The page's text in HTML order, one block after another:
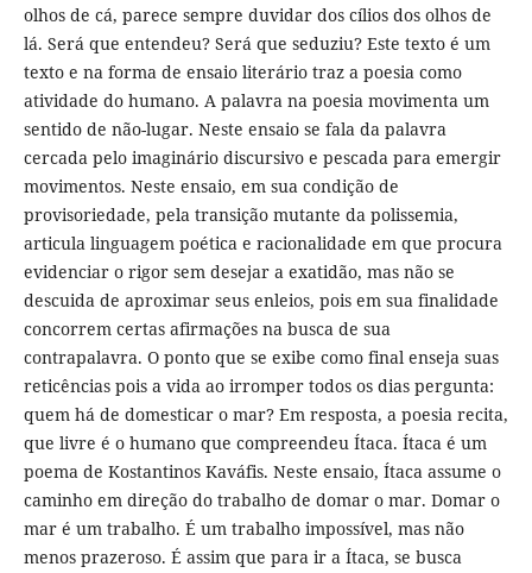
olhos de cá, parece sempre duvidar dos cílios dos olhos de
lá. Será que entendeu? Será que seduziu? Este texto é um
texto e na forma de ensaio literário traz a poesia como
atividade do humano. A palavra na poesia movimenta um
sentido de não-lugar. Neste ensaio se fala da palavra
cercada pelo imaginário discursivo e pescada para emergir
movimentos. Neste ensaio, em sua condição de
provisoriedade, pela transição mutante da polissemia,
articula linguagem poética e racionalidade em que procura
evidenciar o rigor sem desejar a exatidão, mas não se
descuida de aproximar seus enleios, pois em sua finalidade
concorrem certas afirmações na busca de sua
contrapalavra. O ponto que se exibe como final enseja suas
reticências pois a vida ao irromper todos os dias pergunta:
quem há de domesticar o mar? Em resposta, a poesia recita,
que livre é o humano que compreendeu Ítaca. Ítaca é um
poema de Kostantinos Kaváfis. Neste ensaio, Ítaca assume o
caminho em direção do trabalho de domar o mar. Domar o
mar é um trabalho. É um trabalho impossível, mas não
menos prazeroso. É assim que para ir a Ítaca, se busca